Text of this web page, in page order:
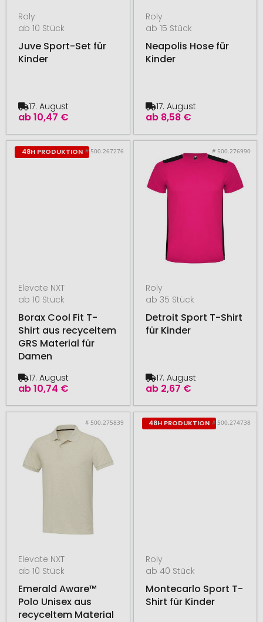
Roly
ab 10 Stück
Juve Sport-Set für
Kinder
ab10,47 €
17. August
Roly
ab 15 Stück
Neapolis Hose für
Kinder
ab 8,58 €
17. August
48H PRODUKTION # 500.267276
Elevate NXT
ab 10 Stück
Borax Cool Fit T-
Shirt aus recyceltem
GRS Material für
Damen
ab10,74 €
17. August
# 500.276990
Roly
ab 35 Stück
Detroit Sport T-Shirt
für Kinder
ab 2,67 €
17. August
# 500.275839
Elevate NXT
ab 10 Stück
Emerald Aware™
Polo Unisex aus
recyceltem Material
48H PRODUKTION # 500.274738
Roly
ab 40 Stück
Montecarlo Sport T-
Shirt für Kinder